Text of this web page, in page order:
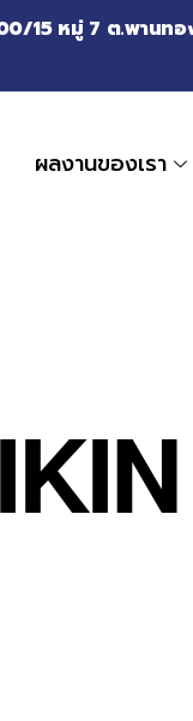
15 หมู่ 7 ต.พานท
ผลงานของเรา